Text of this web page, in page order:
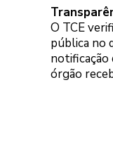
O TCE
pública no
notificação
órgão